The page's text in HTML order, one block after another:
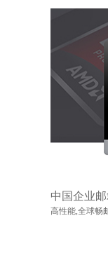
中国企业
高性能,全球畅